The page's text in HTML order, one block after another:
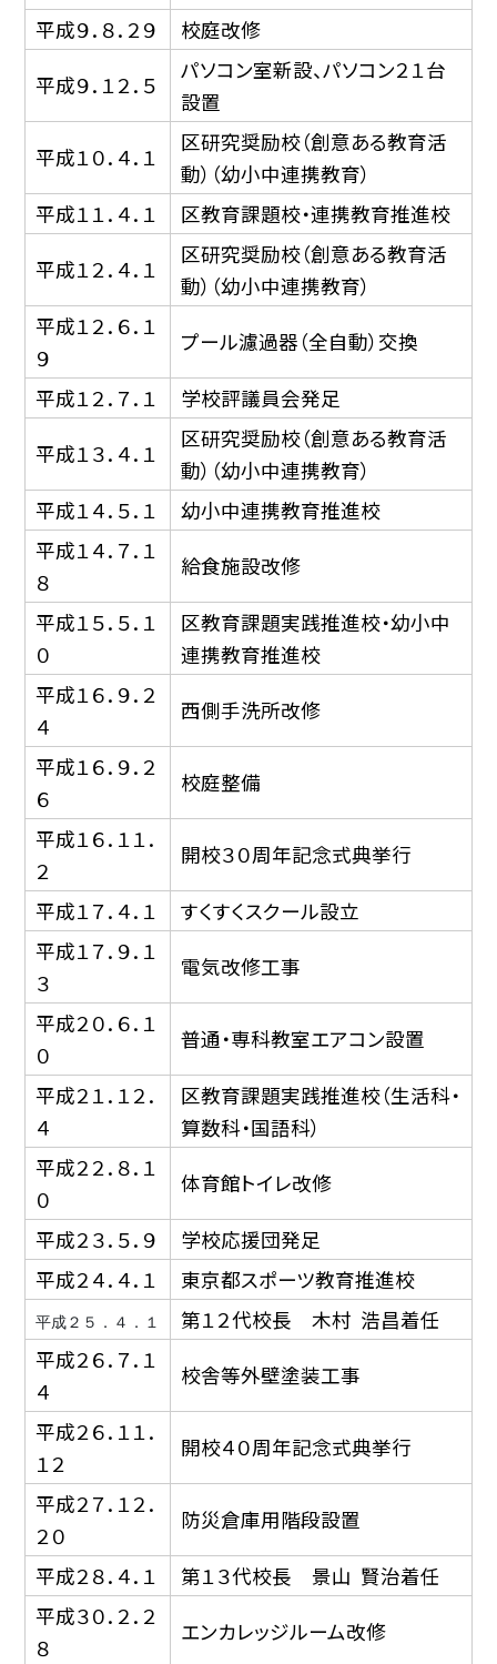
平成９．８．２９
校庭改修
平成９．１２．５
パソコン室新設、パソコン２１台
設置
平成１０．４．１
区研究奨励校（創意ある教育活
動）（幼小中連携教育）
平成１１．４．１
区教育課題校・連携教育推進校
平成１２．４．１
区研究奨励校（創意ある教育活
動）（幼小中連携教育）
平成１２．６．１
９
プール濾過器（全自動）交換
平成１２．７．１
学校評議員会発足
平成１３．４．１
区研究奨励校（創意ある教育活
動）（幼小中連携教育）
平成１４．５．１
幼小中連携教育推進校
平成１４．７．１
８
給食施設改修
平成１５．５．１
０
区教育課題実践推進校・幼小中
連携教育推進校
平成１６．９．２
４
西側手洗所改修
平成１６．９．２
６
校庭整備
平成１６．１１．
２
開校３０周年記念式典挙行
平成１７．４．１
すくすくスクール設立
平成１７．９．１
３
電気改修工事
平成２０．６．１
０
普通・専科教室エアコン設置
平成２１．１２．
４
区教育課題実践推進校（生活科・
算数科・国語科）
平成２２．８．１
０
体育館トイレ改修
平成２３．５．９
学校応援団発足
平成２４．４．１
東京都スポーツ教育推進校
平成２５．４．１
第１２代校長 木村 浩昌着任
平成２６．７．１
４
校舎等外壁塗装工事
平成２６．１１．
１２
開校４０周年記念式典挙行
平成２７．１２．
２０
防災倉庫用階段設置
平成２８．４．１
第１３代校長 景山 賢治着任
平成３０．２．２
８
エンカレッジルーム改修